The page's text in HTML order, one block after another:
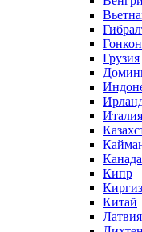
Грузия
Италия
Кипр
Китай
Латвия